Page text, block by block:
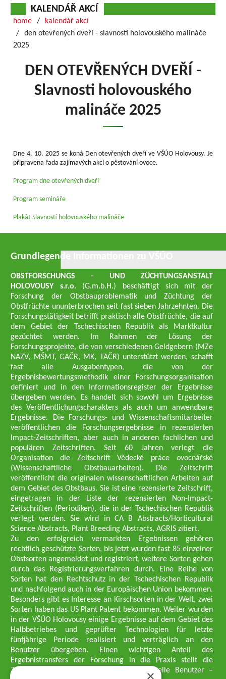
KALENDÁŘ AKCÍ
home
kalendář akcí
den otevřených dveří - slavnosti holovouského malináče
2025
DEN OTEVŘENÝCH DVEŘÍ -
Slavnosti holovouského
malináče 2025
Dne 4. 10. 2025 se koná Den otevřených dveří ve VŠÚO Holovousy. Je
připravena řada zajímavých akcí o pěstování ovoce.
Program dne otevřených dveří
Program semináře
Plakát Slavností holovouského malináče
Grundlegende Informationen zu VŠÚO
OBSTFORSCHUNGS - UND ZÜCHTUNGSANSTALT
HOLOVOUSY s.r.o. (G.m.b.H.) beschäftigt sich mit der
Forschung der Obstbauproblematik und Züchtung der
Obstfrüchte ununterbrochen seit fast sieben Jahrzehnten. Die
Forschungstätigkeit betrifft praktisch alle Obstfrüchte, die auf
dem Gebiet der Tschechischen Republik als Marktkultur
gezüchtet werden. Im Rahmen der Lösung der
Forschungsprojekte, die von verschiedenen Geldgebern (MZe
NAZV, MŠMT, GAČR, MK, TAČR) unterstützt werden, schafft
fast alle Ausgabentypen, die von der
Ergebnisbewertungsmethodik einer Forschungsorganisation
definiert und in den Informationsregister der Ergebnisse
übergeben werden. Es handelt sich sowohl um Ergebnisse
des Veröffentlichungscharakters als auch um anwendbare
Ergebnisse. Die Forschungs- und Wissenschaftsmitarbeiter
veröffentlichen die Forschungsergebnisse in rezensierten
Impact-Zeitschriften, aber auch in anderen fachlichen und
populären Zeitschriften. Seit 60 Jahren verlegt die
Organisation die Zeitschrift Vědecké práce ovocnářské
(Wissenschaftliche Obstbauarbeiten). Die Zeitschrift
veröffentlicht die originalen wissenschaftlichen Arbeiten auf
dem Gebiet des Obstbaus. Sie ist eine rezensierte Zeitschrift,
eingetragen in der Liste der rezensierten Non-Impact-
Zeitschriften (Periodiken), die in der Tschechischen Republik
verlegt werden. Sie wird in CA B Abstracts/Horticultural
Science Abstracts, Plant Breeding Abstracts, AGRIS zitiert.
Zu den erfolgreich vermarkten Ergebnissen gehören
rechtlich geschützte Sorten, bis jetzt wurden fast 85 einzelner
Obstsorten angemeldet und registriert, weitere Sorten gehen
durch das Registrierungsverfahren durch. Eine Reihe von
Sorten hat den Rechtschutz in der Tschechischen Republik
und nachfolgend auch in der Europäischen Union bekommen.
Besonders gibt es Interesse an Kirschsorten in der Welt, zwei
Sorten haben das US Plant Patent bekommen. Weiter wurden
in der VŠÚO Holovousy einige Ergebnisse auf dem Gebiet des
Halbbetriebes und geprüfter Technologien für letzte
fünfjährige Periode realisiert und verträglich an den
Benutzer übergeben. Einen wichtigen Anteil des
Ergebnistransfers der Forschung in die Praxis stellt die
Züchtungsmethodik dar, die an professionelle Benutzer –